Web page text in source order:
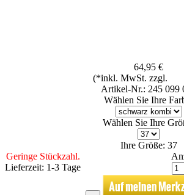
64,95 €
(*inkl. MwSt. zzgl.
Artikel-Nr.: 245 099
Wählen Sie Ihre
Wählen Sie Ihre
Ihre Größe: 37
Geringe Stückzahl.
Lieferzeit: 1-3 Tage